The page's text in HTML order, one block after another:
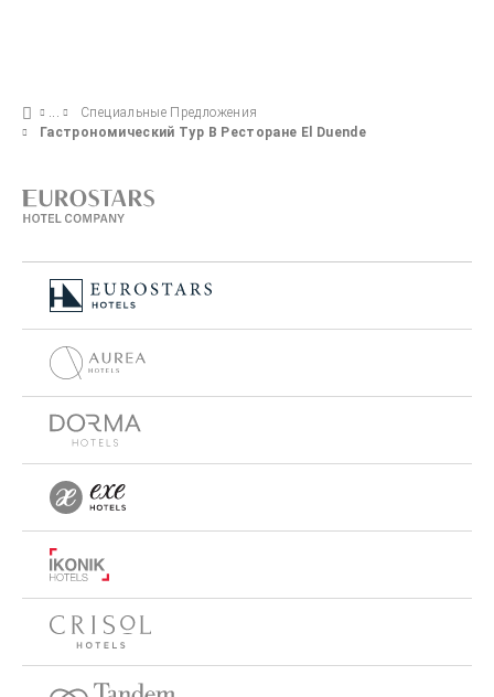
Специальные Предложения
Гастрономический Тур В Ресторане El Duende